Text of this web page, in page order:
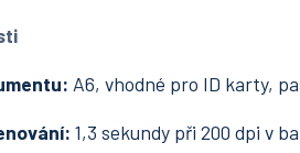
A6, vhodné pro ID karty,
1,3 sekundy při 200 dpi v